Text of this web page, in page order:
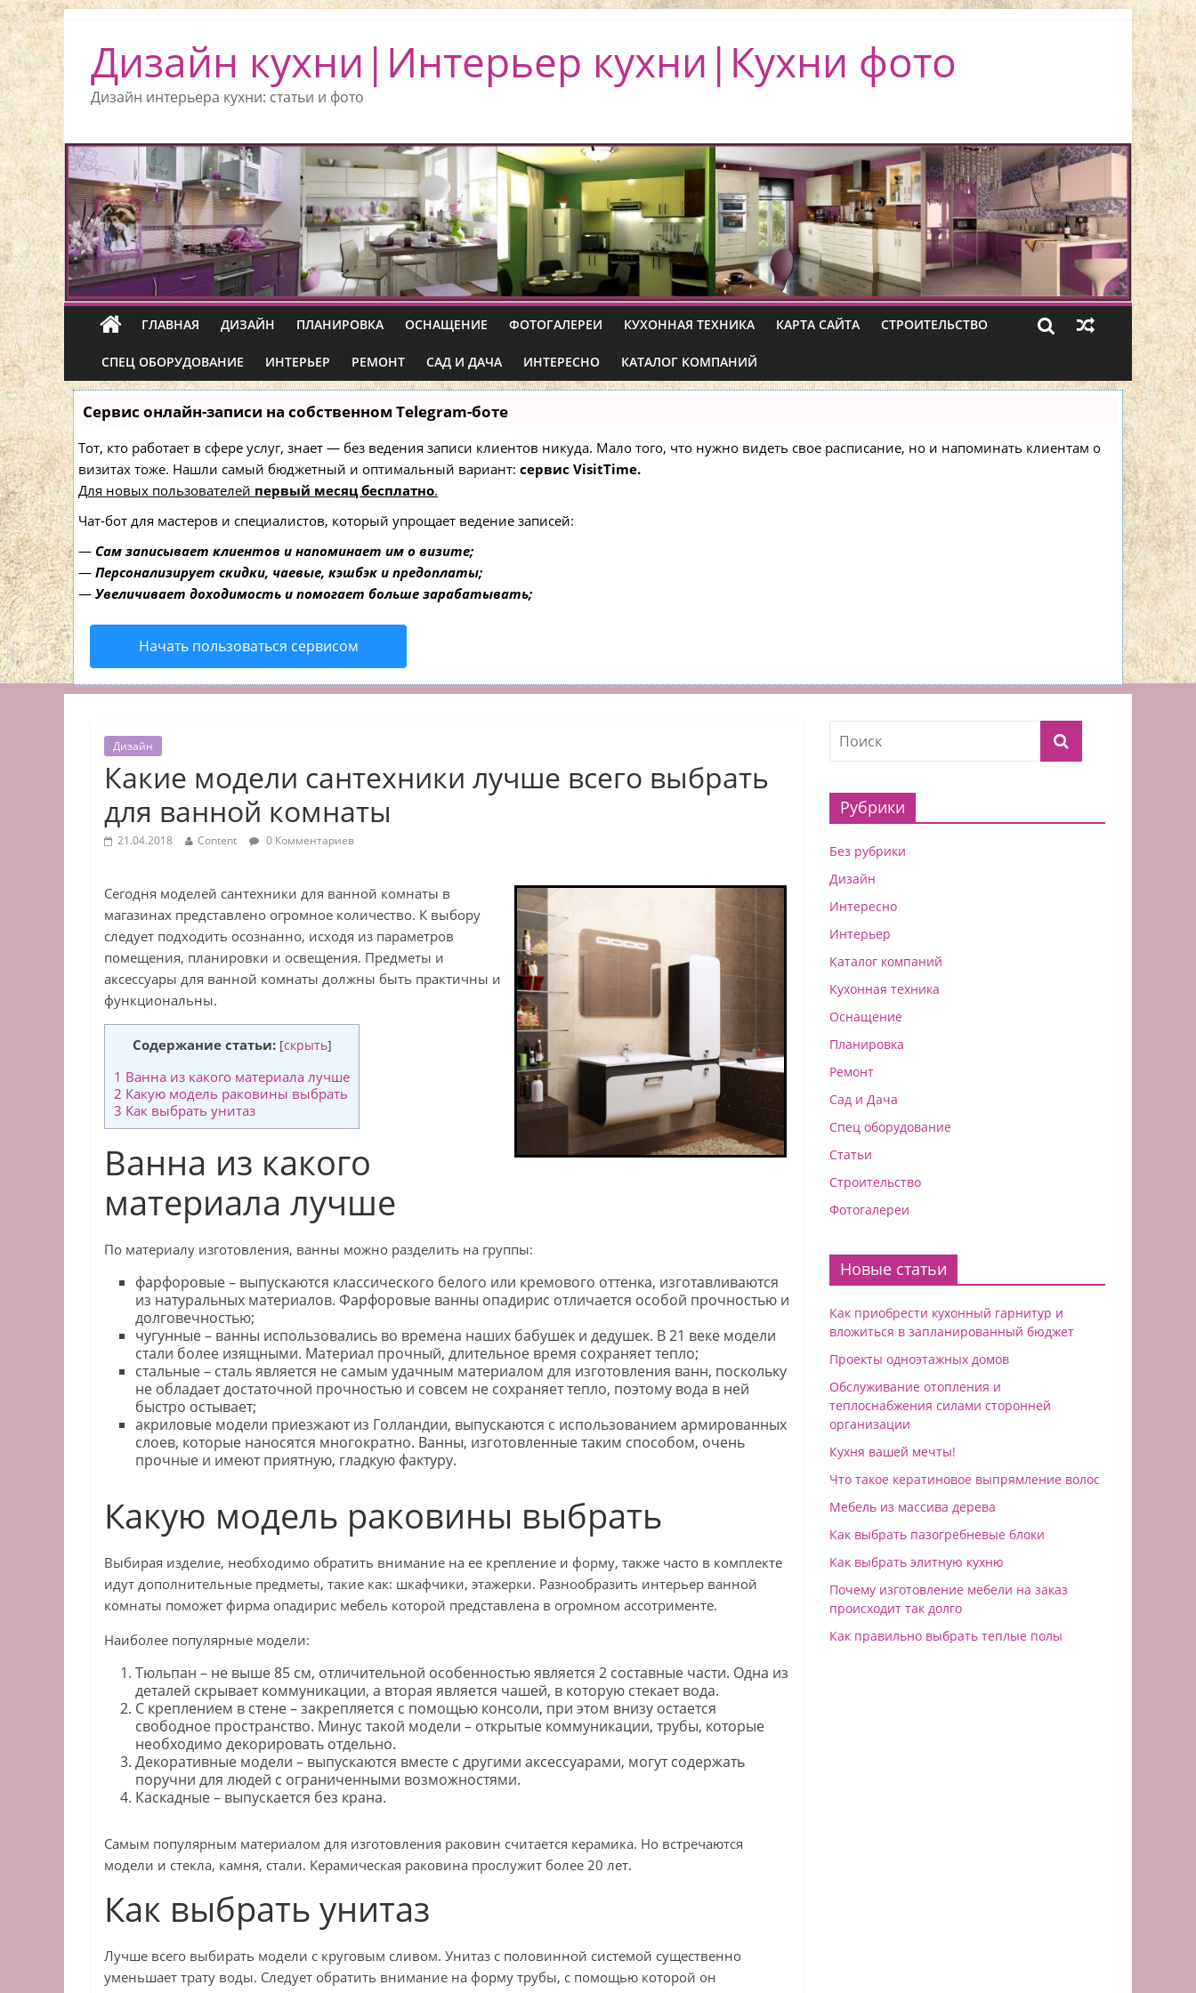
Дизайн кухни|Интерьер кухни|Кухни фото
Дизайн интерьера кухни: статьи и фото
ГЛАВНАЯ ДИЗАЙН ПЛАНИРОВКА ОСНАЩЕНИЕ ФОТОГАЛЕРЕИ КУХОННАЯ ТЕХНИКА КАРТА САЙТА СТРОИТЕЛЬСТВО
СПЕЦ ОБОРУДОВАНИЕ ИНТЕРЬЕР РЕМОНТ САД И ДАЧА ИНТЕРЕСНО КАТАЛОГ КОМПАНИЙ
Сервис онлайн-записи на собственном Telegram-боте
Тот, кто работает в сфере услуг, знает — без ведения записи клиентов никуда. Мало того, что нужно видеть свое расписание, но и напоминать клиентам о
визитах тоже. Нашли самый бюджетный и оптимальный вариант: сервис VisitTime.
Для новых пользователей первый месяц бесплатно.
Чат-бот для мастеров и специалистов, который упрощает ведение записей:
— Сам записывает клиентов и напоминает им о визите;
— Персонализирует скидки, чаевые, кэшбэк и предоплаты;
— Увеличивает доходимость и помогает больше зарабатывать;
Начать пользоваться сервисом
Дизайн
Какие модели сантехники лучше всего выбрать
для ванной комнаты
21.04.2018 Content 0 Комментариев
Сегодня моделей сантехники для ванной комнаты в
магазинах представлено огромное количество. К выбору
следует подходить осознанно, исходя из параметров
помещения, планировки и освещения. Предметы и
аксессуары для ванной комнаты должны быть практичны и
функциональны.
Содержание статьи: [скрыть]
1 Ванна из какого материала лучше
2 Какую модель раковины выбрать
3 Как выбрать унитаз
Ванна из какого
материала лучше
По материалу изготовления, ванны можно разделить на группы:
фарфоровые – выпускаются классического белого или кремового оттенка, изготавливаются
из натуральных материалов. Фарфоровые ванны опадирис отличается особой прочностью и
долговечностью;
чугунные – ванны использовались во времена наших бабушек и дедушек. В 21 веке модели
стали более изящными. Материал прочный, длительное время сохраняет тепло;
стальные – сталь является не самым удачным материалом для изготовления ванн, поскольку
не обладает достаточной прочностью и совсем не сохраняет тепло, поэтому вода в ней
быстро остывает;
акриловые модели приезжают из Голландии, выпускаются с использованием армированных
слоев, которые наносятся многократно. Ванны, изготовленные таким способом, очень
прочные и имеют приятную, гладкую фактуру.
Какую модель раковины выбрать
Выбирая изделие, необходимо обратить внимание на ее крепление и форму, также часто в комплекте
идут дополнительные предметы, такие как: шкафчики, этажерки. Разнообразить интерьер ванной
комнаты поможет фирма опадирис мебель которой представлена в огромном ассотрименте.
Наиболее популярные модели:
Тюльпан – не выше 85 см, отличительной особенностью является 2 составные части. Одна из
деталей скрывает коммуникации, а вторая является чашей, в которую стекает вода.
С креплением в стене – закрепляется с помощью консоли, при этом внизу остается
свободное пространство. Минус такой модели – открытые коммуникации, трубы, которые
необходимо декорировать отдельно.
Декоративные модели – выпускаются вместе с другими аксессуарами, могут содержать
поручни для людей с ограниченными возможностями.
Каскадные – выпускается без крана.
Самым популярным материалом для изготовления раковин считается керамика. Но встречаются
модели и стекла, камня, стали. Керамическая раковина прослужит более 20 лет.
Как выбрать унитаз
Лучше всего выбирать модели с круговым сливом. Унитаз с половинной системой существенно
уменьшает трату воды. Следует обратить внимание на форму трубы, с помощью которой он
Рубрики
Без рубрики
Дизайн
Интересно
Интерьер
Каталог компаний
Кухонная техника
Оснащение
Планировка
Ремонт
Сад и Дача
Спец оборудование
Статьи
Строительство
Фотогалереи
Новые статьи
Как приобрести кухонный гарнитур и
вложиться в запланированный бюджет
Проекты одноэтажных домов
Обслуживание отопления и
теплоснабжения силами сторонней
организации
Кухня вашей мечты!
Что такое кератиновое выпрямление волос
Мебель из массива дерева
Как выбрать пазогребневые блоки
Как выбрать элитную кухню
Почему изготовление мебели на заказ
происходит так долго
Как правильно выбрать теплые полы